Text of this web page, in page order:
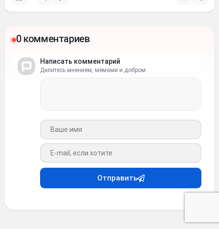
0 комментариев
Написать комментарий
Делитесь мнением, мемами и добром
Ваше имя
Ваш e-mail
Отправить